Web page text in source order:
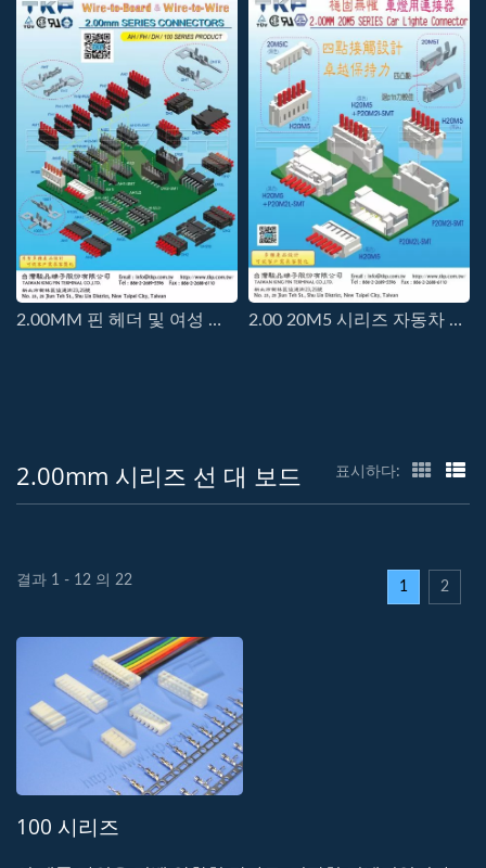
2.00MM 핀 헤더 및 여성 헤더 2.00 20M5 시리즈 자동차 조명 커넥터
2.00mm 시리즈 선 대 보드 표시하다:
결과 1 - 12 의 22 1 2
100 시리즈